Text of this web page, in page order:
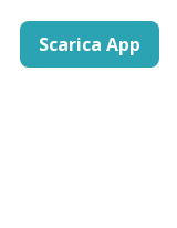
Scarica App